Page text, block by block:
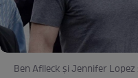
Ben Aflleck și Jennifer